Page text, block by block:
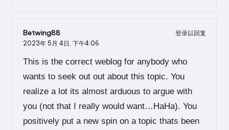
Betwing88
登录以回复
2023年 5月 4日, 下午4:06
This is the correct weblog for anybody who
wants to seek out out about this topic. You
realize a lot its almost arduous to argue with
you (not that I really would want…HaHa). You
positively put a new spin on a topic thats been